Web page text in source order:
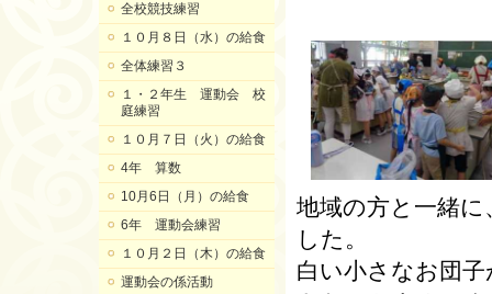
全校競技練習
１０月８日（水）の給食
全体練習３
１・２年生 運動会 校
庭練習
１０月７日（火）の給食
4年 算数
10月6日（月）の給食
6年 運動会練習
１０月２日（木）の給食
運動会の係活動
地域の方と一緒
した。
白い小さなお団